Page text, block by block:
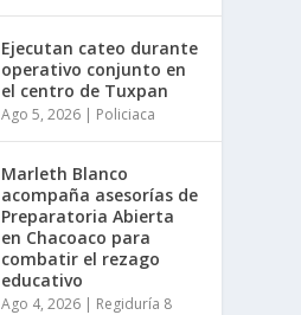
Ejecutan cateo durante
operativo conjunto en
el centro de Tuxpan
Ago 5, 2026| Policiaca
Marleth Blanco
acompaña asesorías de
Preparatoria Abierta
en Chacoaco para
combatir el rezago
educativo
Ago 4, 2026| Regiduría 8